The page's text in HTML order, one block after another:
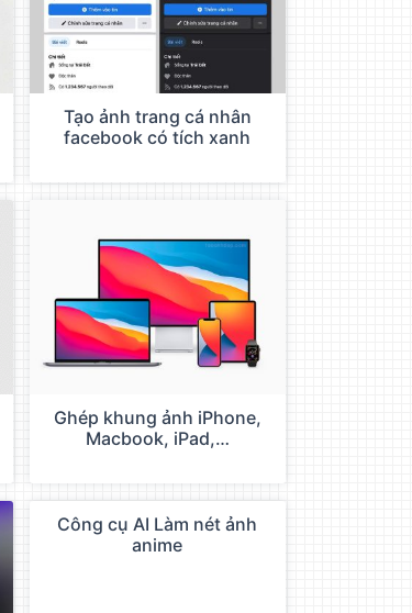
Tạo ảnh trang cá nhân
facebook có tích xanh
Ghép khung ảnh iPhone,
Macbook, iPad,…
QCCông cụ AI Làm nét ảnh
anime